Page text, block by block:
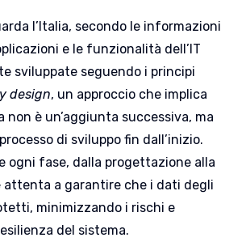
l’Italia, secondo le informazioni
e le funzionalità dell’IT
sviluppate seguendo i principi
design, un approccio che implica
non è un’aggiunta successiva, ma
di sviluppo fin dall’inizio.
ogni fase, dalla progettazione alla
attenta a garantire che i dati degli
minimizzando i rischi e
del sistema.